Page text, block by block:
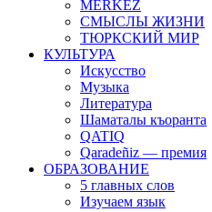
МERKEZ
СМЫСЛЫ ЖИЗНИ
ТЮРКСКИЙ МИР
КУЛЬТУРА
Искусство
Музыка
Литература
Шаматалы къоранта
QATIQ
Qaradeñiz — премия
ОБРАЗОВАНИЕ
5 главных слов
Изучаем язык